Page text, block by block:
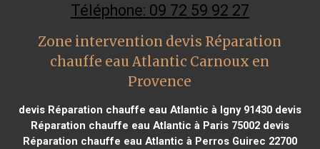
Téléphone: 09 72 59 92 27
Zone intervention devis Réparation
chauffe eau Atlantic Carnoux en
Provence
devis Réparation chauffe eau Atlantic à Igny 91430devis
Réparation chauffe eau Atlantic à Paris 75002devis
Réparation chauffe eau Atlantic à Perros Guirec 22700